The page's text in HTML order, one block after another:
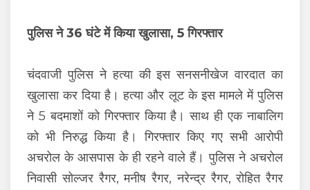
पुलिस ने 36 घंटे में किया खुलासा, 5 गिरफ्तार
चंदवाजी पुलिस ने हत्या की इस सनसनीखेज वारदात का
खुलासा कर दिया है। हत्या और लूट के इस मामले में पुलिस
ने 5 बदमाशों को गिरफ्तार किया है। साथ ही एक नाबालिग
को भी निरुद्ध किया है। गिरफ्तार किए गए सभी आरोपी
अचरोल के आसपास के ही रहने वाले हैं। पुलिस ने अचरोल
निवासी सोल्जर रैगर, मनीष रैगर, नरेन्द्र रैगर, रोहित रैगर